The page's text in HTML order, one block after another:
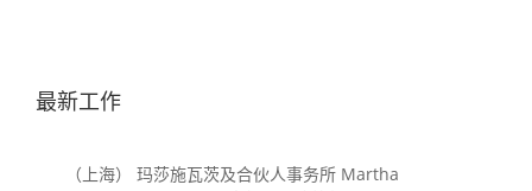
最新工作
（上海） 玛莎施瓦茨及合伙人事务所 Martha